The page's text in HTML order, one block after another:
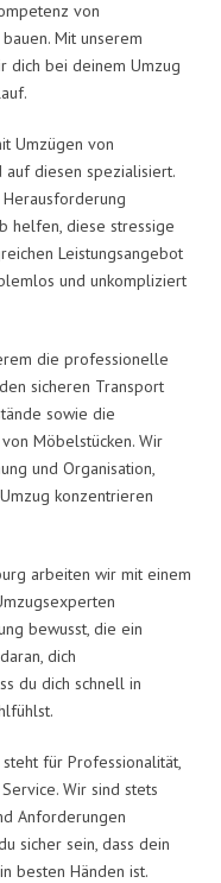
von
Mit unserem
dich bei deinem Umzug
Umzügen von
auf diesen spezialisiert.
helfen, diese stressige
Leistungsangebot
und unkompliziert
die professionelle
sicheren Transport
sowie die
Möbelstücken. Wir
und Organisation,
konzentrieren
arbeiten wir mit einem
bewusst, die ein
dich
du dich schnell in
für Professionalität,
Wir sind stets
Anforderungen
sicher sein, dass dein
besten Händen ist.